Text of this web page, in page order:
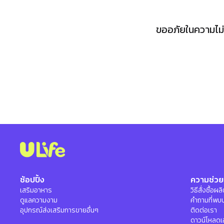
ขออภัยในความ
ช้อปปิ้ง
เสริมอาหาร
ดูแลความงาม
อุปกรณ์ส่งเสริมการขายอื่นๆ
ความช่ว
วิธีสั่งซื้อผ
คำถามที่พบ
ติดต่อเรา
ดาวน์โหลด